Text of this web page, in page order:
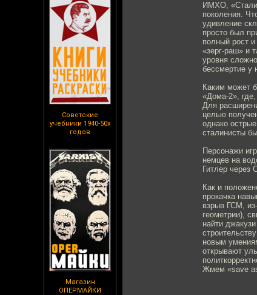
Советские
учебники 1940-50х
годов
Магазин
ОПЕРМАЙКИ
ИМХО,
поколения.
удивление
просто был
полный рост и
«зерг-раш» и
уровня
бессмертие у
Каким может
«Дома-2», где,
Для
целью
однако
сталинисты
Персонажи
немцев на
Гитлер через
Как и
прокачка
взрыв ГСМ,
геометрии),
найти
новым
открывают
Жмем «save